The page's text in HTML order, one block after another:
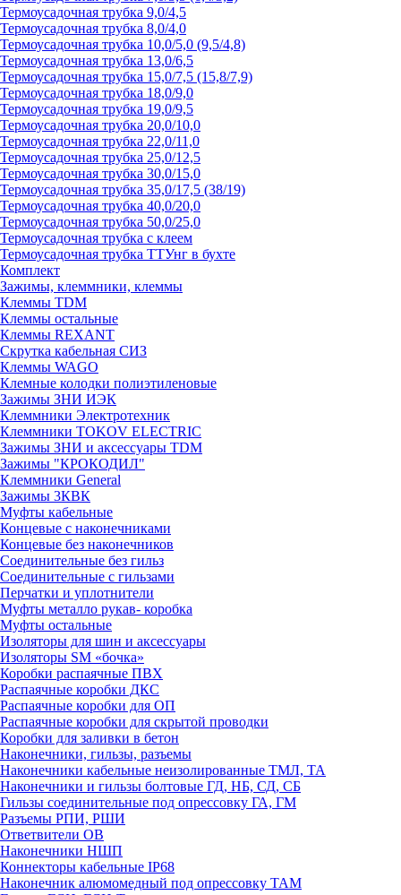
Термоусадочная трубка 9,0/4,5
Термоусадочная трубка 8,0/4,0
Термоусадочная трубка 10,0/5,0 (9,5/4,8)
Термоусадочная трубка 13,0/6,5
Термоусадочная трубка 15,0/7,5 (15,8/7,9)
Термоусадочная трубка 18,0/9,0
Термоусадочная трубка 19,0/9,5
Термоусадочная трубка 20,0/10,0
Термоусадочная трубка 22,0/11,0
Термоусадочная трубка 25,0/12,5
Термоусадочная трубка 30,0/15,0
Термоусадочная трубка 35,0/17,5 (38/19)
Термоусадочная трубка 40,0/20,0
Термоусадочная трубка 50,0/25,0
Термоусадочная трубка с клеем
Термоусадочная трубка ТТУнг в бухте
Комплект
Зажимы, клеммники, клеммы
Клеммы TDM
Клеммы остальные
Клеммы REXANT
Скрутка кабельная СИЗ
Клеммы WAGO
Клемные колодки полиэтиленовые
Зажимы ЗНИ ИЭК
Клеммники Электротехник
Клеммники TOKOV ELECTRIC
Зажимы ЗНИ и аксессуары TDM
Зажимы "КРОКОДИЛ"
Клеммники General
Зажимы 3КВК
Муфты кабельные
Концевые с наконечниками
Концевые без наконечников
Соединительные без гильз
Соединительные с гильзами
Перчатки и уплотнители
Муфты металло рукав- коробка
Муфты остальные
Изоляторы для шин и аксессуары
Изоляторы SM «бочка»
Коробки распаячные ПВХ
Распаячные коробки ДКС
Распаячные коробки для ОП
Распаячные коробки для скрытой проводки
Коробки для заливки в бетон
Наконечники, гильзы, разъемы
Наконечники кабельные неизолированные ТМЛ, ТА
Наконечники и гильзы болтовые ГД, НБ, СД, СБ
Гильзы соединительные под опрессовку ГА, ГМ
Разъемы РПИ, РШИ
Ответвители ОВ
Наконечники НШП
Коннекторы кабельные IP68
Наконечник алюмомедный под опрессовку ТАМ